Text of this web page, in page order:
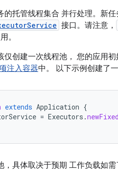
的托管线程集合 并行处理。新
接口。请注意，
。
创建一次线程池， 您的应用
注入容器中。 以下示例创建了
extends Application {
= Executors .
具体取决于预期 工作负载如